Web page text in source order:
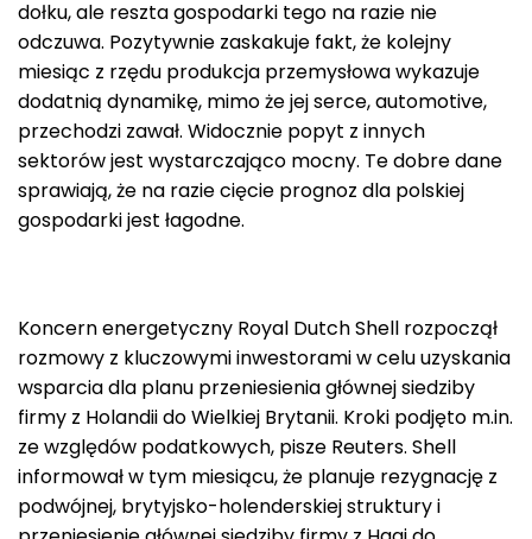
dołku, ale reszta gospodarki tego na razie nie
odczuwa. Pozytywnie zaskakuje fakt, że kolejny
miesiąc z rzędu produkcja przemysłowa wykazuje
dodatnią dynamikę, mimo że jej serce, automotive,
przechodzi zawał. Widocznie popyt z innych
sektorów jest wystarczająco mocny. Te dobre dane
sprawiają, że na razie cięcie prognoz dla polskiej
gospodarki jest łagodne.
Koncern energetyczny Royal Dutch Shell rozpoczął
rozmowy z kluczowymi inwestorami w celu uzyskania
wsparcia dla planu przeniesienia głównej siedziby
firmy z Holandii do Wielkiej Brytanii. Kroki podjęto m.in.
ze względów podatkowych, pisze Reuters. Shell
informował w tym miesiącu, że planuje rezygnację z
podwójnej, brytyjsko-holenderskiej struktury i